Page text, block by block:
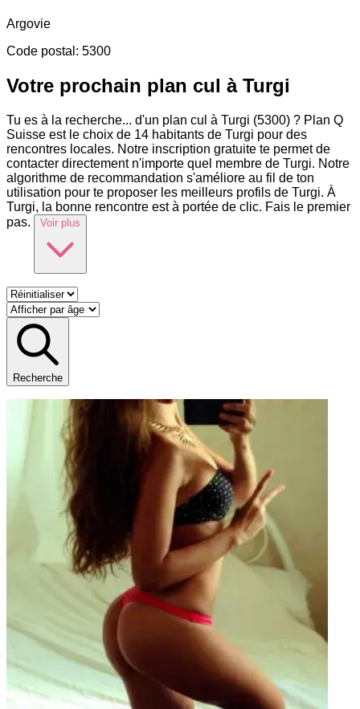
Argovie
Code postal : 5300
Votre prochain plan cul à Turgi
Tu es à la recherche... d'un plan cul à Turgi (5300) ? Plan Q
Suisse est le choix de 14 habitants de Turgi pour des
rencontres locales. Notre inscription gratuite te permet de
contacter directement n'importe quel membre de Turgi. Notre
algorithme de recommandation s'améliore au fil de ton
utilisation pour te proposer les meilleurs profils de Turgi. À
Turgi, la bonne rencontre est à portée de clic. Fais le premier
pas.
Voir plus
Recherche